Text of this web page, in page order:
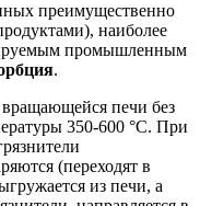
преимущественно
наиболее
промышленным
.
вращающейся печи без
350-600 °C. При
(переходят в
из печи, а